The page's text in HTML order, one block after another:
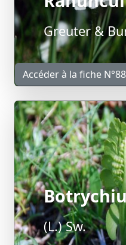
Greuter &
Accéder à la fiche
(L.) Sw.